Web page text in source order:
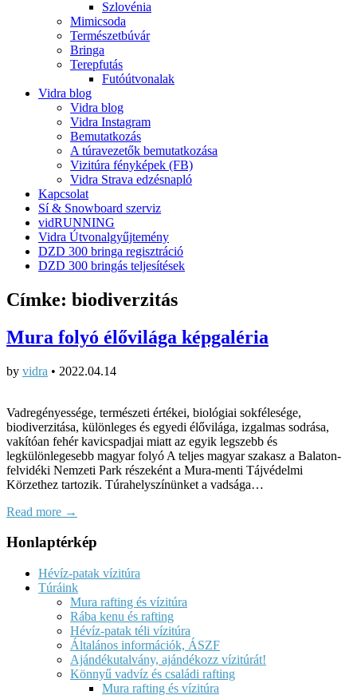
Szlovénia
Mimicsoda
Természetbúvár
Bringa
Terepfutás
Futóútvonalak
Vidra blog
Vidra blog
Vidra Instagram
Bemutatkozás
A túravezetők bemutatkozása
Vizitúra fényképek (FB)
Vidra Strava edzésnapló
Kapcsolat
Sí & Snowboard szerviz
vidRUNNING
Vidra Útvonalgyűjtemény
DZD 300 bringa regisztráció
DZD 300 bringás teljesítések
Címke: biodiverzitás
Mura folyó élővilága képgaléria
by vidra • 2022.04.14
Vadregényessége, természeti értékei, biológiai sokfélesége,
biodiverzitása, különleges és egyedi élővilága, izgalmas sodrása,
vakítóan fehér kavicspadjai miatt az egyik legszebb és
legkülönlegesebb magyar folyó A teljes magyar szakasz a Balaton-
felvidéki Nemzeti Park részeként a Mura-menti Tájvédelmi
Körzethez tartozik. Túrahelyszínünket a vadsága…
Read more →
Honlaptérkép
Hévíz-patak vízitúra
Túráink
Mura rafting és vízitúra
Rába kenu és rafting
Hévíz-patak téli vízitúra
Általános információk, ÁSZF
Ajándékutalvány, ajándékozz vízitúrát!
Könnyű vadvíz és családi rafting
Mura rafting és vízitúra